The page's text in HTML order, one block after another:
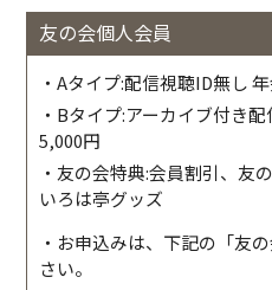
友の会個人会員
・Aタイプ:配信視聴ID無し
・Bタイプ:アーカイブ付き
5,000円
・友の会特典:会員割引、友
いろは亭グッズ
・お申込みは、下記の「友
さい。